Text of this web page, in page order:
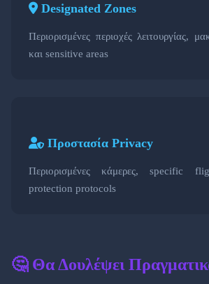
Designated Zones
Περιορισμένες περιοχές λειτουργίας,
και sensitive areas
Προστασία Privacy
Περιορισμένες κάμερες, specific
protection protocols
🤔 Θα Δουλέψει